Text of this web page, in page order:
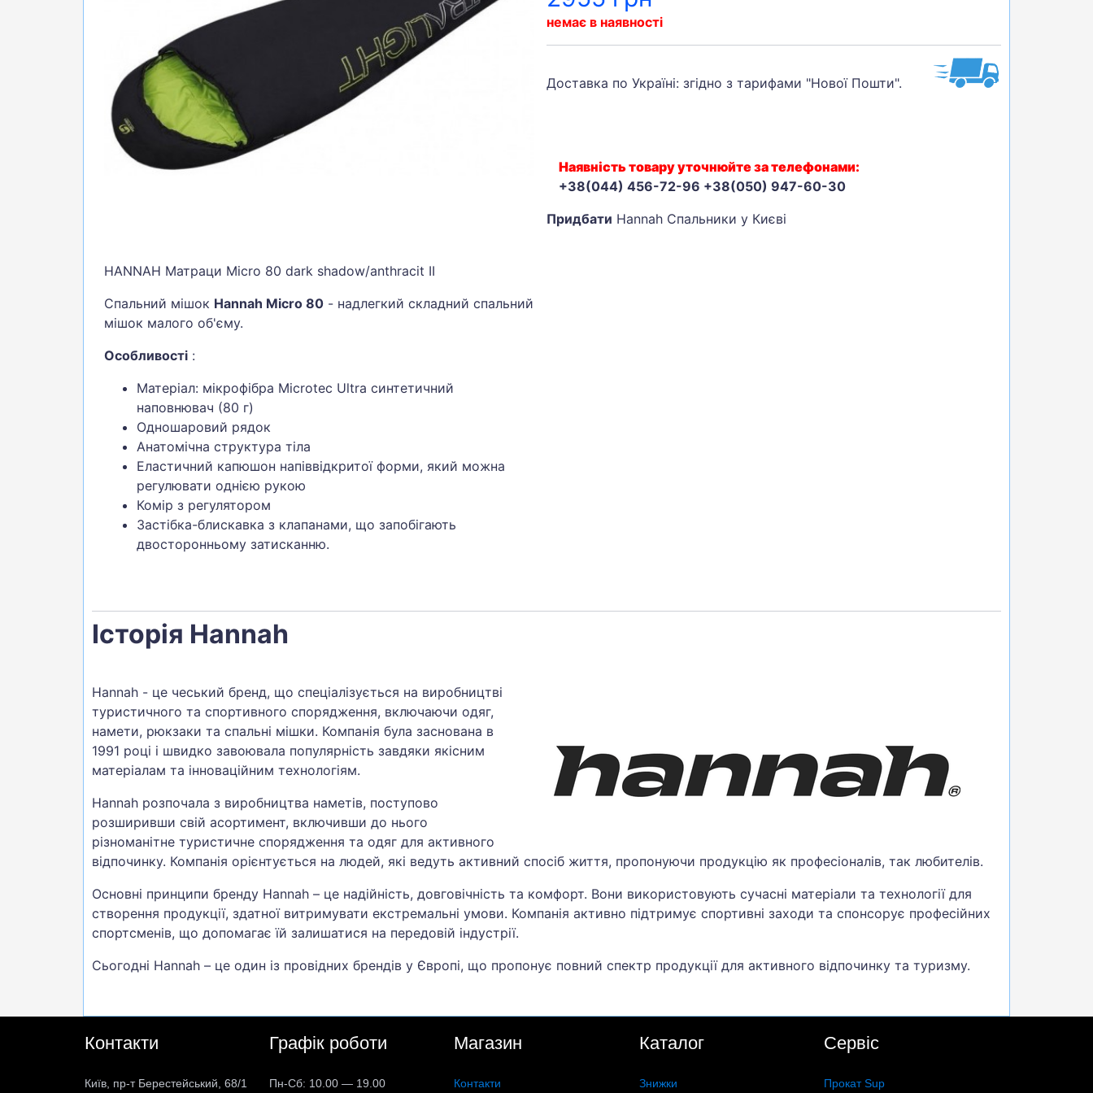
БІГ, ФІТНЕС, М'ЯЧІ
ВЕЛОСИПЕДИ
САМОКАТИ
ТЕНІС, БАДМІНТОН
ВОДНІ ВИДИ СПОРТУ
ТУРИЗМ
HANNAH Матраци Micro 80 dark shadow/anthracit II
Спальний мішок Hannah Micro 80 - надлегкий складний спальний
мішок малого об'єму.
Особливості :
Матеріал: мікрофібра Microtec Ultra синтетичний
наповнювач (80 г)
Одношаровий рядок
Анатомічна структура тіла
Еластичний капюшон напіввідкритої форми, який можна
регулювати однією рукою
Комір з регулятором
Застібка-блискавка з клапанами, що запобігають
двосторонньому затисканню.
немає в наявності
Доставка по Україні: згідно з тарифами "Нової Пошти".
Наявність товару уточнюйте за телефонами:
+38(044) 456-72-96 +38(050) 947-60-30
Придбати Hannah Спальники у Києві
Історія Hannah
Hannah - це чеський бренд, що спеціалізується на виробництві
туристичного та спортивного спорядження, включаючи одяг,
намети, рюкзаки та спальні мішки. Компанія була заснована в
1991 році і швидко завоювала популярність завдяки якісним
матеріалам та інноваційним технологіям.
Hannah розпочала з виробництва наметів, поступово
розширивши свій асортимент, включивши до нього
різноманітне туристичне спорядження та одяг для активного
відпочинку. Компанія орієнтується на людей, які ведуть активний спосіб життя, пропонуючи продукцію як професіоналів, так любителів.
Основні принципи бренду Hannah – це надійність, довговічність та комфорт. Вони використовують сучасні матеріали та технології для
створення продукції, здатної витримувати екстремальні умови. Компанія активно підтримує спортивні заходи та спонсорує професійних
спортсменів, що допомагає їй залишатися на передовій індустрії.
Сьогодні Hannah – це один із провідних брендів у Європі, що пропонує повний спектр продукції для активного відпочинку та туризму.
Контакти
Київ, пр-т Берестейський, 68/1
Графік роботи
Пн-Сб: 10.00 — 19.00
Магазин
Контакти
Каталог
Знижки
Сервіс
Прокат Sup